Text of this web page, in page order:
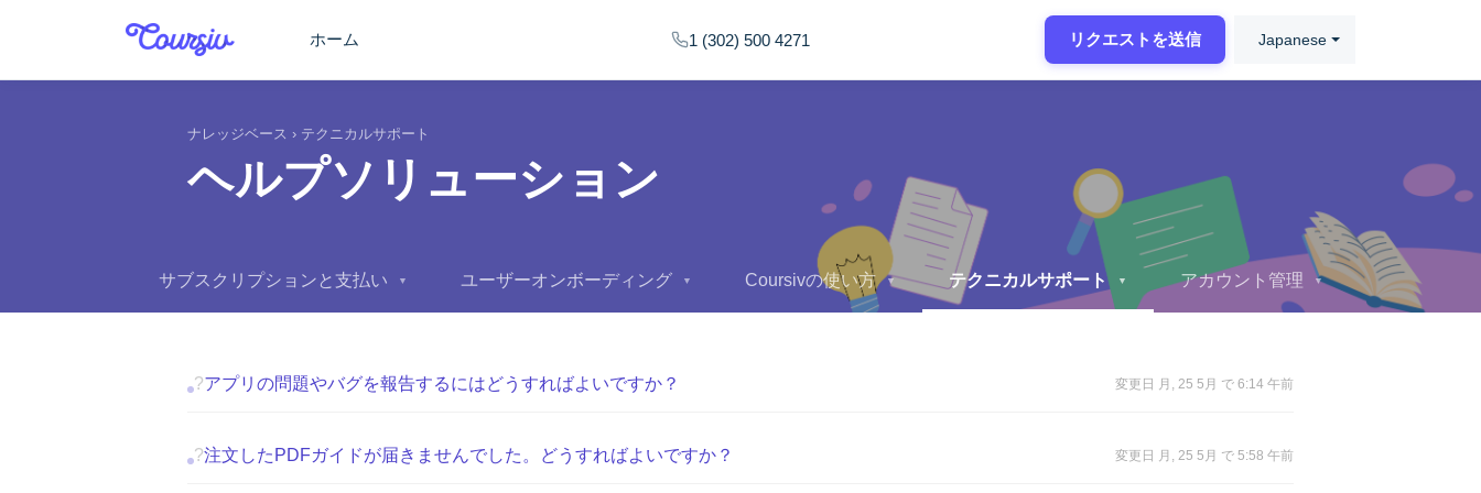
ホーム
リクエストを送信
1 (302) 500 4271 Japanese
ナレッジベース › テクニカルサポート
ヘルプソリューション
サブスクリプションと支払い ▼ ユーザーオンボーディング ▼ Coursivの使い方 ▼ テクニカルサポート ▼ アカウント管理 ▼
?アプリの問題やバグを報告するにはどうすればよいですか？ 変更日 月, 25 5月 で 6:14 午前
?注文したPDFガイドが届きませんでした。どうすればよいですか？ 変更日 月, 25 5月 で 5:58 午前